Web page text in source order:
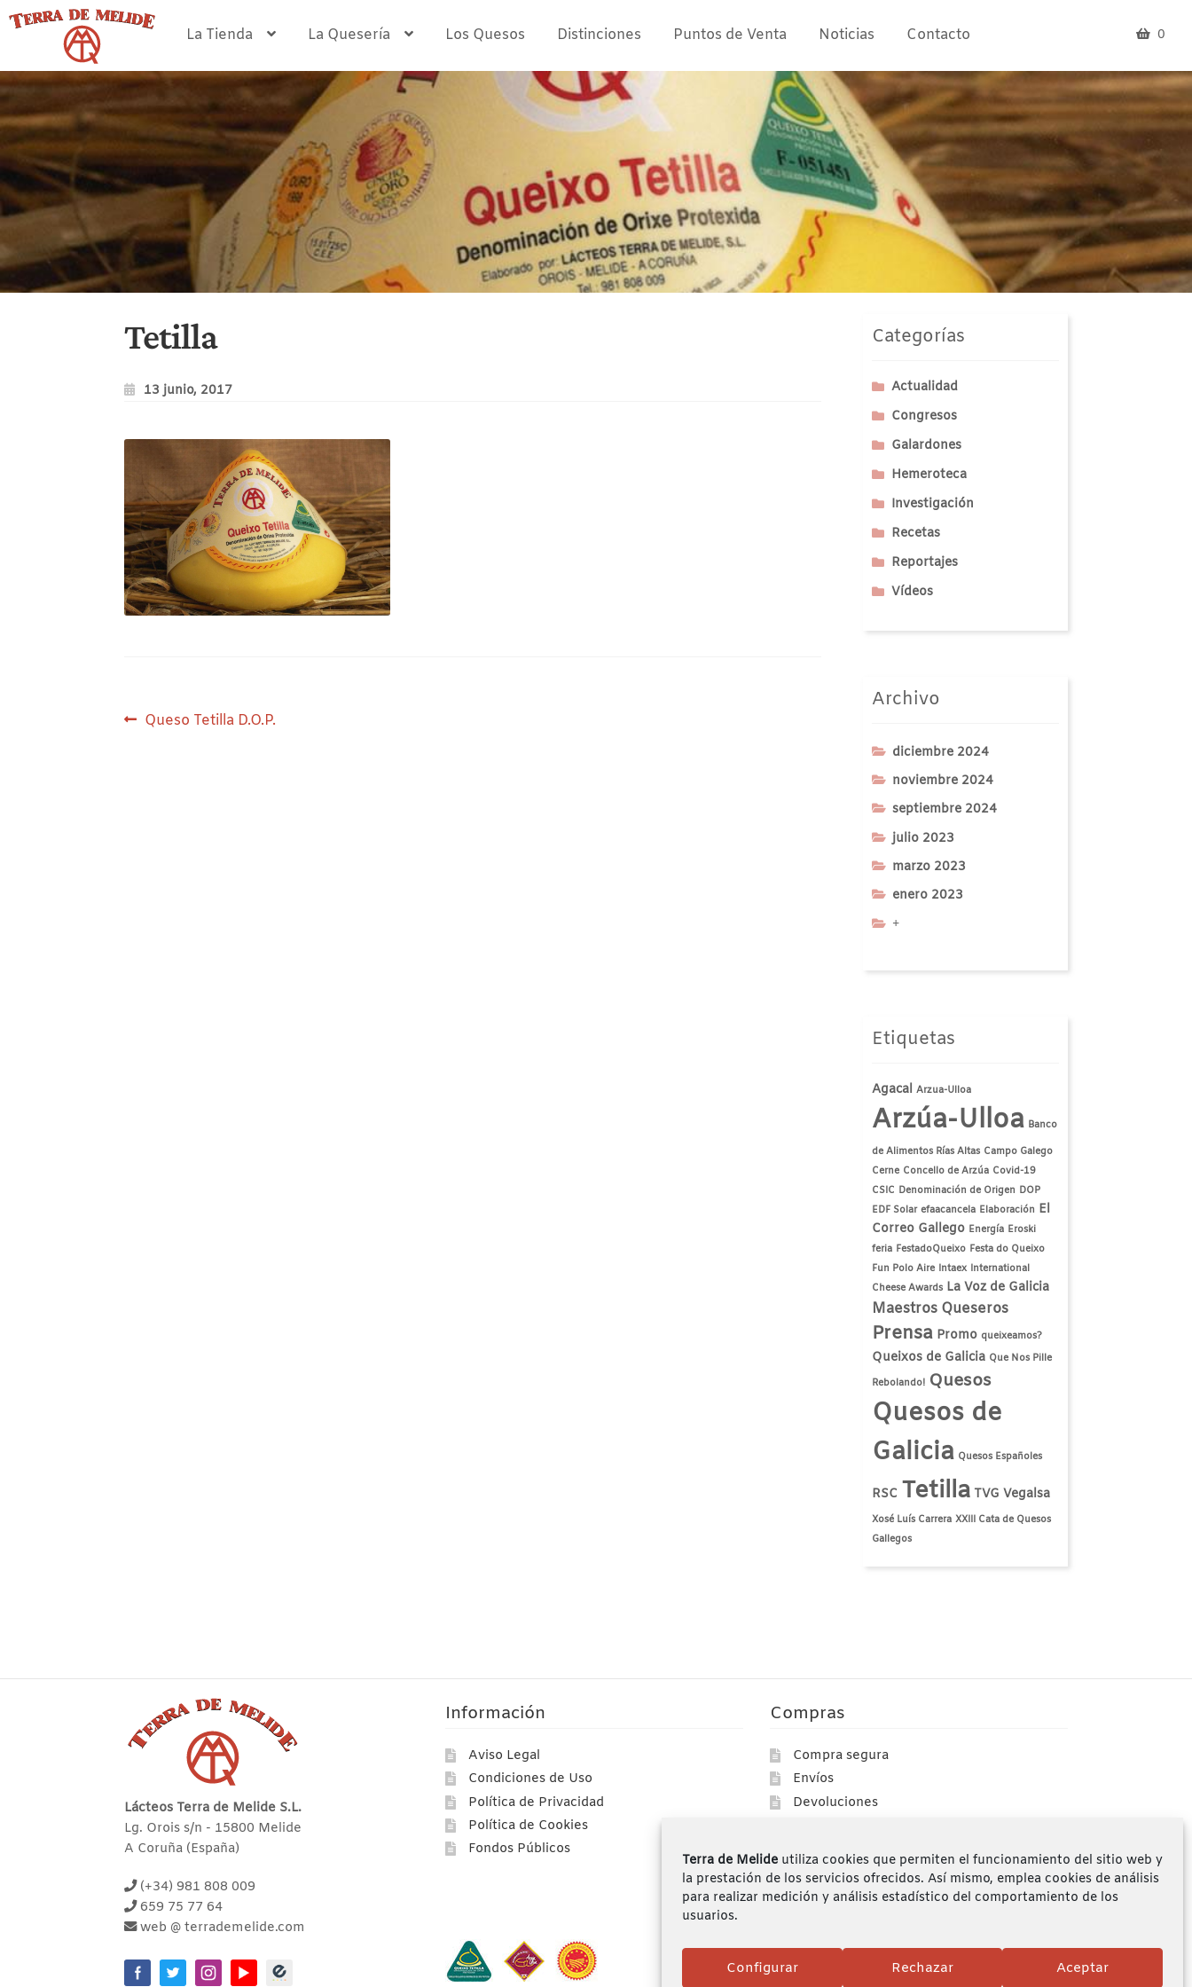
Terra de Melide utiliza cookies que permiten el funcionamiento del sitio web y
la prestación de los servicios ofrecidos. Así mismo, emplea cookies de análisis
para realizar medición y análisis estadístico del comportamiento de los
usuarios.
Aceptar
Rechazar
Configurar
navegación
contenido
La Tienda La Quesería Los Quesos Distinciones Puntos de Venta Noticias Contacto 0
Tetilla
13 junio, 2017
Navegación
Anterior:
Queso Tetilla D.O.P.
Categorías
Actualidad
Congresos
Galardones
Hemeroteca
Investigación
Recetas
Reportajes
Vídeos
Archivo
diciembre 2024
noviembre 2024
septiembre 2024
julio 2023
marzo 2023
enero 2023
+
Etiquetas
Agacal Arzua-Ulloa
Arzúa-Ulloa Banco
de Alimentos Rías Altas Campo Galego
Cerne Concello de Arzúa Covid-19
CSIC Denominación de Origen DOP
EDF Solar efaacancela Elaboración El
Correo Gallego Energía Eroski
feria FestadoQueixo Festa do Queixo
Fun Polo Aire Intaex International
Cheese Awards La Voz de Galicia
Maestros Queseros
Prensa Promo queixeamos?
Queixos de Galicia Que Nos Pille
Rebolando! Quesos
Quesos de
Galicia Quesos Españoles
RSC Tetilla TVG Vegalsa
Xosé Luís Carrera XXIII Cata de Quesos
Gallegos
Lácteos Terra de Melide S.L.
Lg. Orois s/n - 15800 Melide
A Coruña (España)
(+34) 981 808 009
659 75 77 64
web @ terrademelide.com
Información
Aviso Legal
Condiciones de Uso
Política de Privacidad
Política de Cookies
Fondos Públicos
Compras
Compra segura
Envíos
Devoluciones